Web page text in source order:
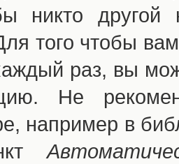
никто другой
того чтобы
раз, вы
Не
например в